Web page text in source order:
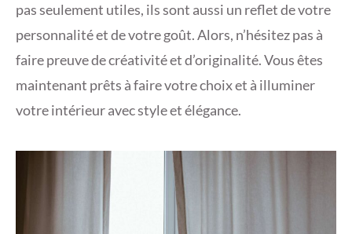
pas seulement utiles, ils sont aussi un reflet de votre
personnalité et de votre goût. Alors, n’hésitez pas à
faire preuve de créativité et d’originalité. Vous êtes
maintenant prêts à faire votre choix et à illuminer
votre intérieur avec style et élégance.